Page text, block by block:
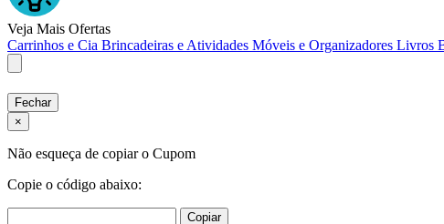
Veja Mais Ofertas
Carrinhos e Cia Brincadeiras e Atividades Móveis e Organizadores Livros
Fechar
×
Não esqueça de copiar o Cupom
Copie o código abaixo:
Copiar